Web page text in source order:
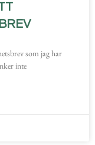
som jag har
inte